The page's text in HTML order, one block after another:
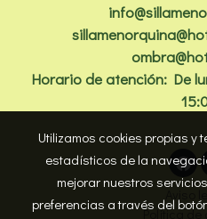
Horario de atención: De
Política de
Utilizamos cookies propias y
estadísticos de la
mejorar nuestros
preferencias a través del